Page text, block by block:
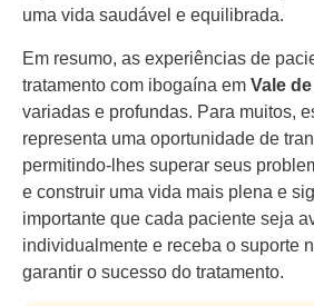
uma vida saudável e equilibrada.
Em resumo, as experiências de
tratamento com ibogaína em Vale
variadas e profundas. Para muitos,
representa uma oportunidade de
permitindo-lhes superar seus
e construir uma vida mais plena e
importante que cada paciente seja
individualmente e receba o suporte
garantir o sucesso do tratamento.